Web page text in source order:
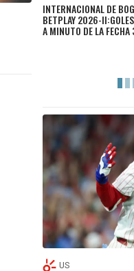
INTERNACIONAL DE
BETPLAY 2026-
A MINUTO DE LA FECHA
US